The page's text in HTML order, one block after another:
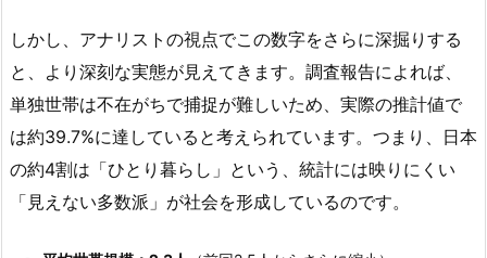
しかし、アナリストの視点でこの数字をさらに深掘りする
と、より深刻な実態が見えてきます。調査報告によれば、
単独世帯は不在がちで捕捉が難しいため、実際の推計値で
は約39.7%に達していると考えられています。つまり、日本
の約4割は「ひとり暮らし」という、統計には映りにくい
「見えない多数派」が社会を形成しているのです。